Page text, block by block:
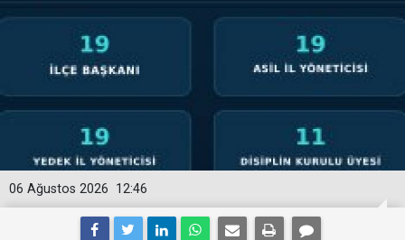
12:46
06 Ağustos 2026